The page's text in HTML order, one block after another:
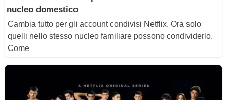
nucleo domestico
Cambia tutto per gli account condivisi Netflix. Ora solo
quelli nello stesso nucleo familiare possono condividerlo.
Come